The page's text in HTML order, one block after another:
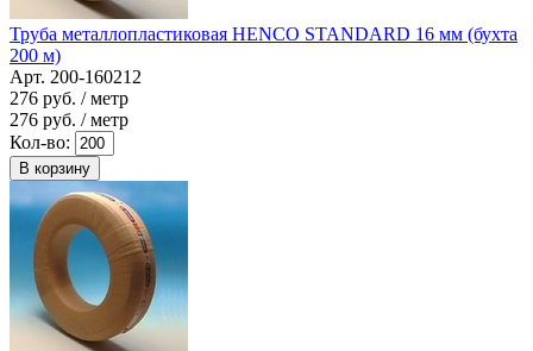
Труба металлопластиковая HENCO STANDARD 16 мм (бухта
200 м)
Арт. 200-160212
276 руб. / метр
276 руб. / метр
Кол-во:
В корзину